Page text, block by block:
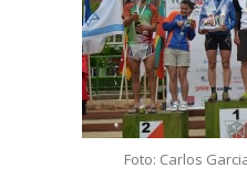
Foto: Carlos